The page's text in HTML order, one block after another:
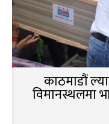
काठमाडौं
विमानस्थलमा